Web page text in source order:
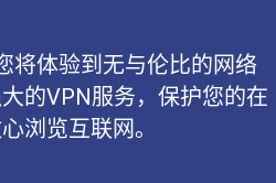
将体验到无与伦比的网络
的VPN服务，保护您的在
浏览互联网。